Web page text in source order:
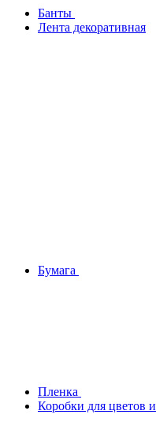
Банты
Лента декоративная
Бумага
Плeнка
Коробки для цветов